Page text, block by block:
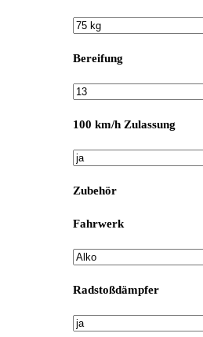
Bereifung
100 km/h Zulassung
Zubehör
Fahrwerk
Radstoßdämpfer